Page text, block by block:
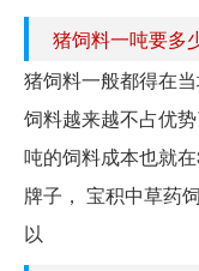
猪饲料一吨要多
猪饲料一般都得在
饲料越来越不占优
吨的饲料成本也就
牌子， 宝积中草药
以